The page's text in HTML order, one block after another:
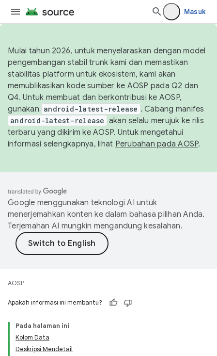
Masuk
Mulai tahun 2026, untuk menyelaraskan dengan model
pengembangan stabil trunk kami dan memastikan
stabilitas platform untuk ekosistem, kami akan
memublikasikan kode sumber ke AOSP pada Q2 dan
Q4. Untuk membuat dan berkontribusi ke AOSP,
gunakan android-latest-release . Cabang manifes
android-latest-release akan selalu merujuk ke rilis
terbaru yang dikirim ke AOSP. Untuk mengetahui
informasi selengkapnya, lihat Perubahan pada AOSP.
Google menggunakan teknologi AI untuk
menerjemahkan konten ke dalam bahasa pilihan Anda.
Terjemahan AI mungkin mengandung kesalahan.
AOSP
Apakah informasi ini membantu?
Pada halaman ini
Kolom Data
Deskripsi Mendetail